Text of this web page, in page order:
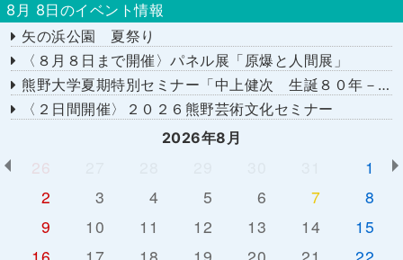
8月 8日のイベント情報
矢の浜公園 夏祭り
〈８月８日まで開催〉パネル展「原爆と人間展」
熊野大学夏期特別セミナー「中上健次 生誕８０年－時代へのまなざし－」
〈２日間開催〉２０２６熊野芸術文化セミナー
2026年8月
26
1
2
3 4 5 6 7
8
9
10 11 12 13 14
15